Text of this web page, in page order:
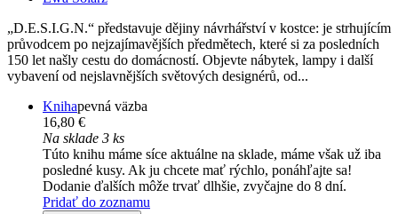
„D.E.S.I.G.N.“ představuje dějiny návrhářství v kostce: je strhujícím
průvodcem po nejzajímavějších předmětech, které si za posledních
150 let našly cestu do domácností. Objevte nábytek, lampy i další
vybavení od nejslavnějších světových designérů, od...
Knihapevná väzba
16,80 €
Na sklade 3 ks
Túto knihu máme síce aktuálne na sklade, máme však už iba
posledné kusy. Ak ju chcete mať rýchlo, ponáhľajte sa!
Dodanie ďalších môže trvať dlhšie, zvyčajne do 8 dní.
Pridať do zoznamu